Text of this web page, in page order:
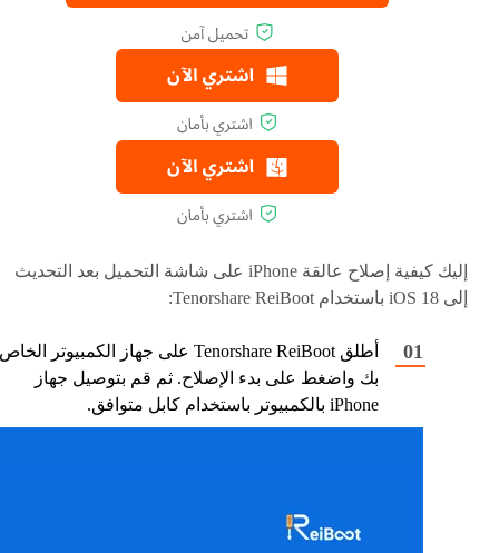
إليك كيفية إصلاح عالقة iPhone على شاشة التحميل بعد التحديث
إلى iOS 18 باستخدام Tenorshare ReiBoot:
أطلق Tenorshare ReiBoot على جهاز الكمبيوتر الخاص
بك واضغط على بدء الإصلاح. ثم قم بتوصيل جهاز
iPhone بالكمبيوتر باستخدام كابل متوافق.